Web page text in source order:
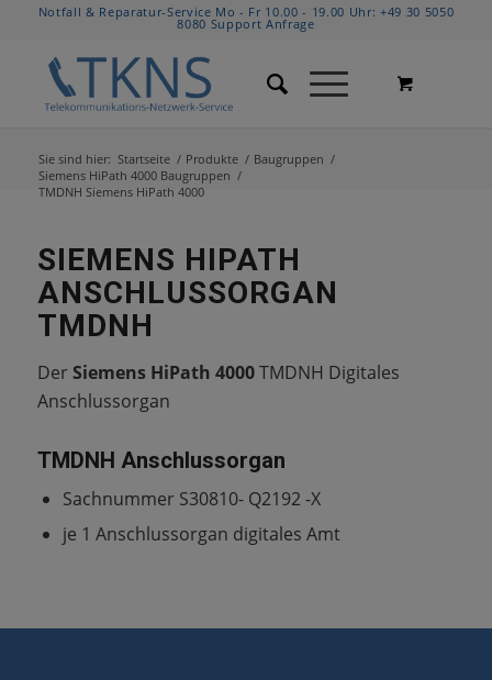
Notfall & Reparatur-Service Mo - Fr 10.00 - 19.00 Uhr:+49 30 5050
8080 Support Anfrage
Sie sind hier: Startseite / Produkte / Baugruppen /
Siemens HiPath 4000 Baugruppen /
TMDNH Siemens HiPath 4000
SIEMENS HIPATH
ANSCHLUSSORGAN
TMDNH
Der Siemens HiPath 4000TMDNH Digitales
Anschlussorgan
TMDNH Anschlussorgan
Sachnummer S30810- Q2192 -X
je 1 Anschlussorgan digitales Amt